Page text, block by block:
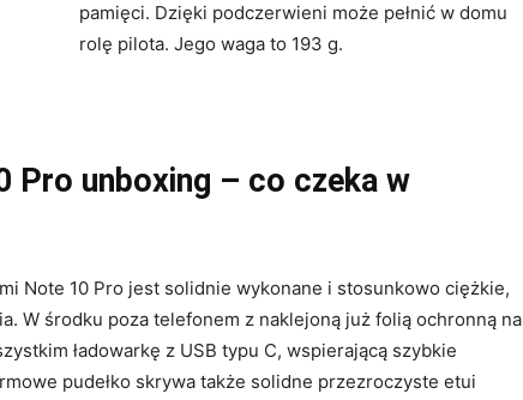
pamięci. Dzięki podczerwieni może pełnić w domu
rolę pilota. Jego waga to 193 g.
Pro unboxing – co czeka w
Note 10 Pro jest solidnie wykonane i stosunkowo ciężkie,
W środku poza telefonem z naklejoną już folią ochronną na
ładowarkę z USB typu C, wspierającą szybkie
pudełko skrywa także solidne przezroczyste etui